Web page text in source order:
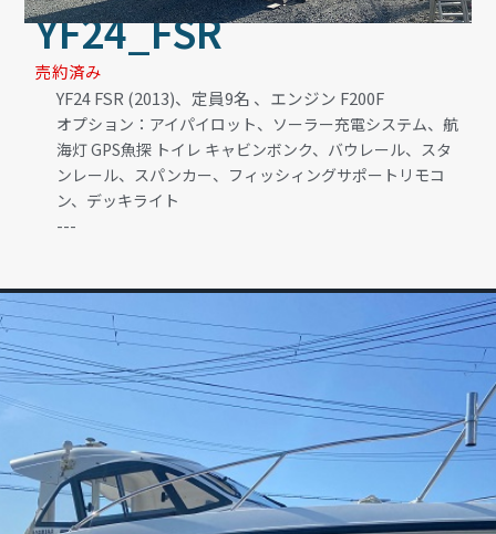
YF24_FSR
売約済み
YF24 FSR (2013)、定員9名 、エンジン F200F
オプション：アイパイロット、ソーラー充電システム、航
海灯 GPS魚探 トイレ キャビンボンク、バウレール、スタ
ンレール、スパンカー、フィッシィングサポートリモコ
ン、デッキライト
---
GALLERY